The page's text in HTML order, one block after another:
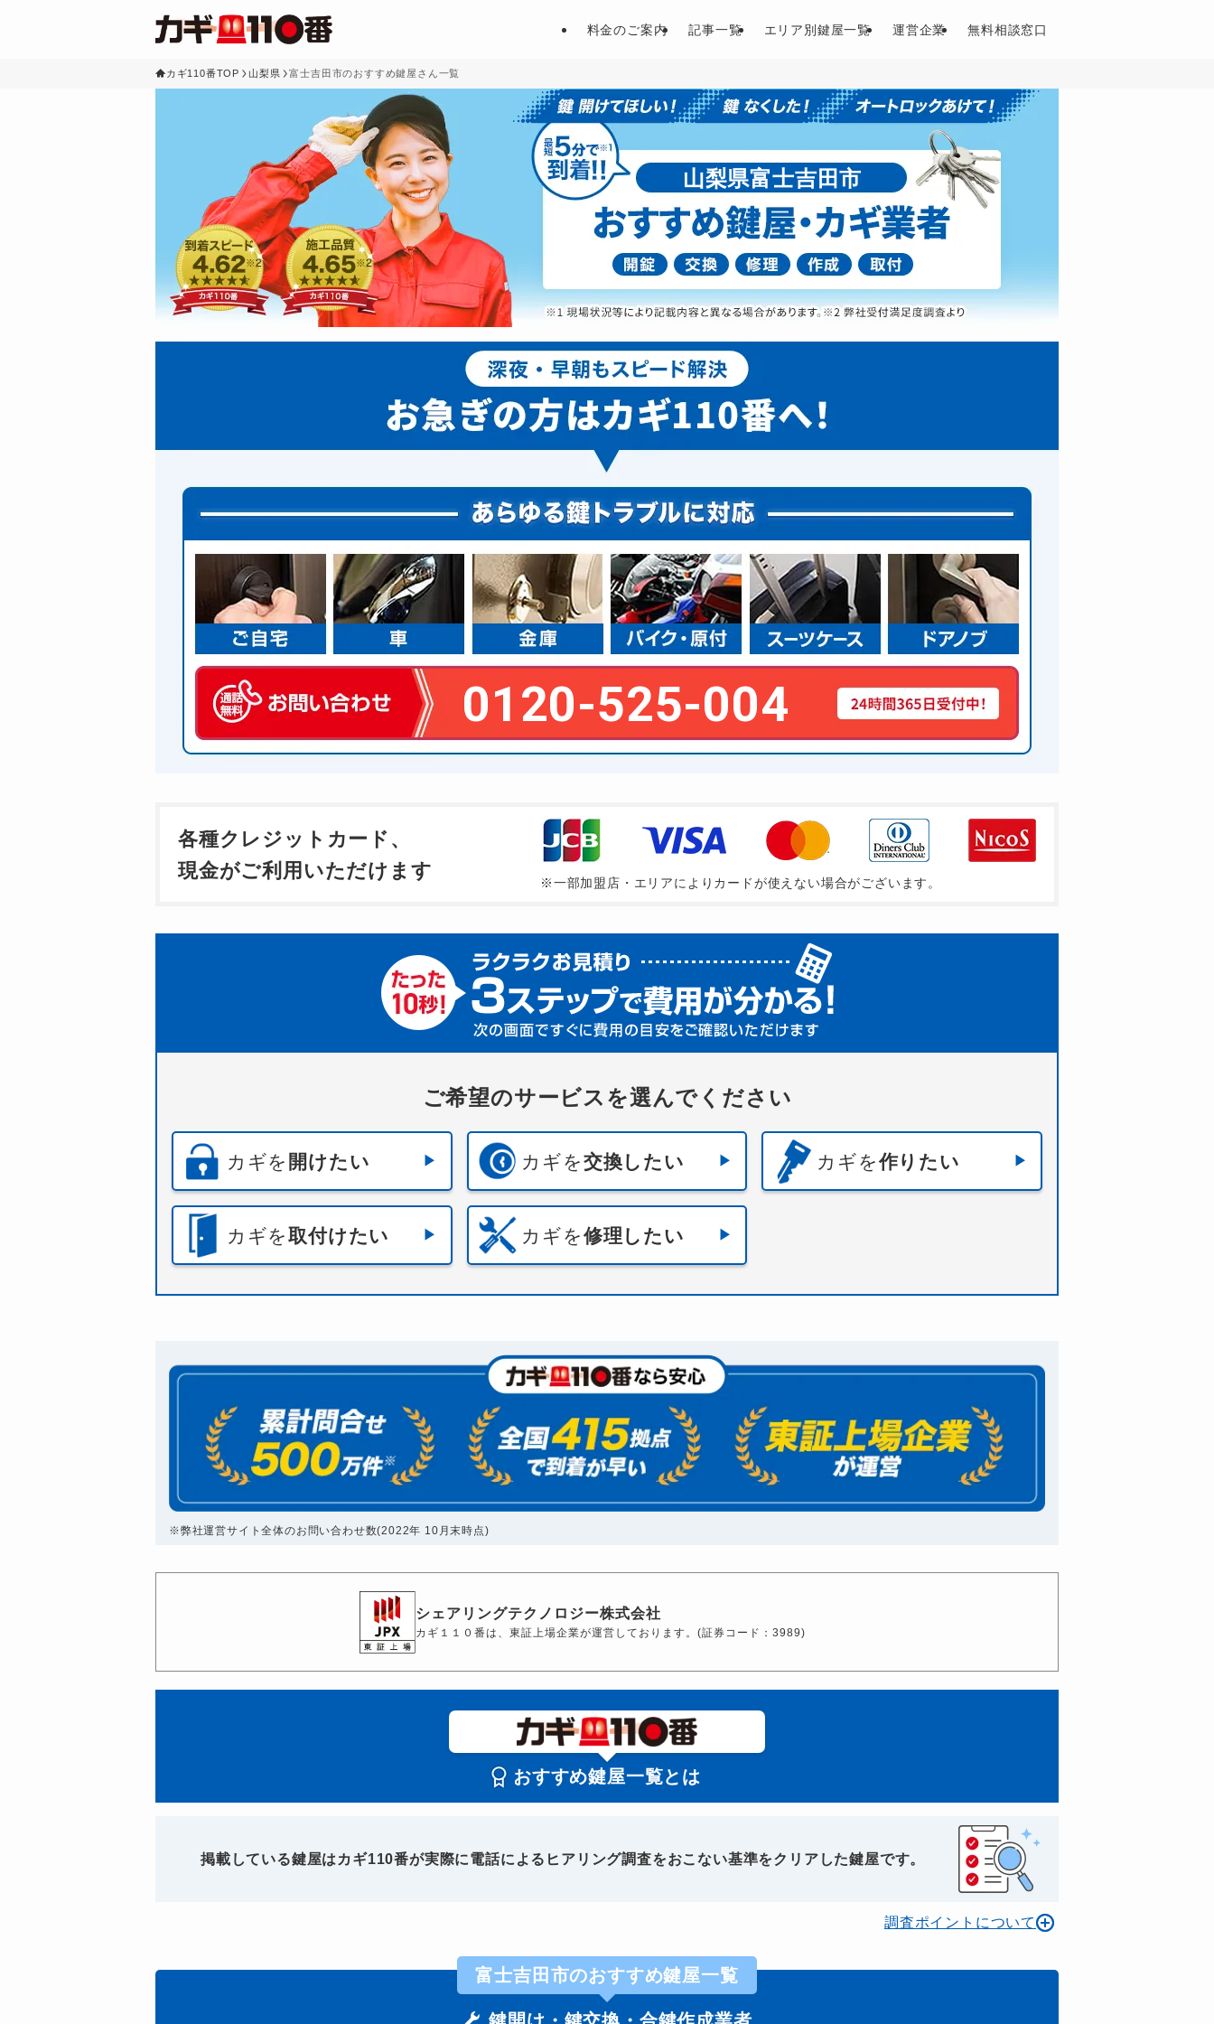
料金のご案内 記事一覧 エリア別鍵屋一覧 運営企業 無料相談窓口
カギ110番TOP 山梨県 富士吉田市のおすすめ鍵屋さん一覧
山梨県富士吉田市
0120-525-004
各種クレジットカード、
現金がご利用いただけます
※一部加盟店・エリアによりカードが使えない場合がございます。
ご希望のサービスを選んでください
カギを 開けたい カギを交換したい カギを作りたい
カギを取付けたい カギを修理したい
※弊社運営サイト全体のお問い合わせ数(2022年 10月末時点)
シェアリングテクノロジー株式会社
カギ１１０番は、東証上場企業が運営しております。(証券コード：3989)
おすすめ鍵屋一覧とは
掲載している鍵屋はカギ110番が実際に電話によるヒアリング調査をおこない基準をクリアした鍵屋です。
調査ポイントについて
富士吉田市のおすすめ鍵屋一覧